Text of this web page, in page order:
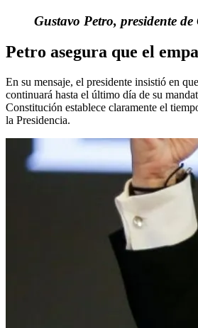
Gustavo Petro, presidente
Petro asegura que el
En su mensaje, el presidente insistió en
continuará hasta el último día de su
Constitución establece claramente el
la Presidencia.